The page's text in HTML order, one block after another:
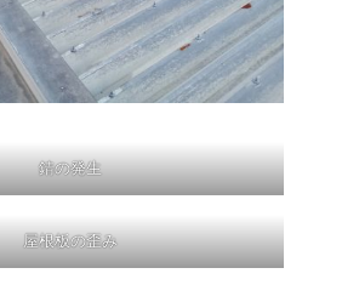
錆の発生
屋根板の歪み